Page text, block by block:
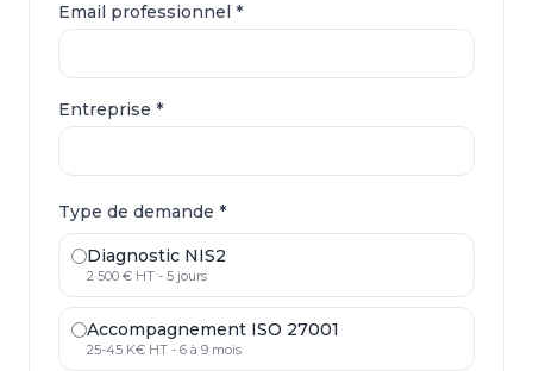
Email professionnel *
Entreprise *
Type de demande *
Diagnostic NIS2
2 500 € HT - 5 jours
Accompagnement ISO 27001
25-45 K€ HT - 6 à 9 mois